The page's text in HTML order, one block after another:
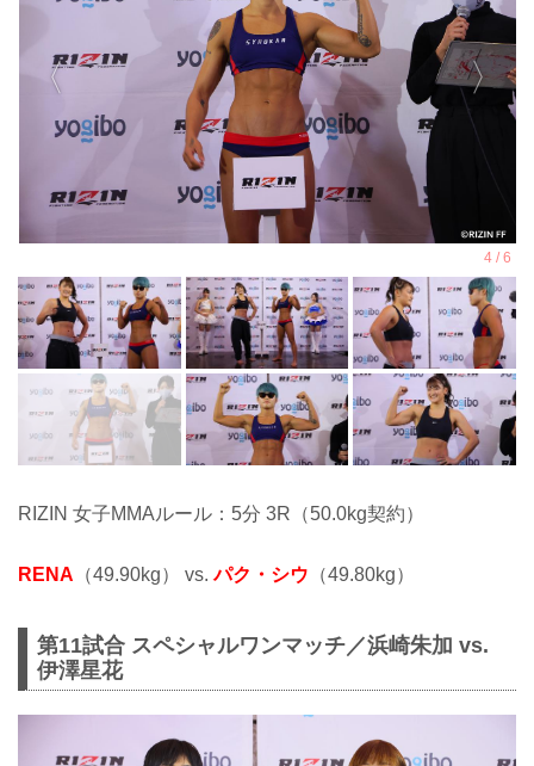
RIZIN 女子MMAルール：5分 3R（50.0kg契約）
RENA （49.90kg） vs.パク・シウ （49.80kg）
第11試合 スペシャルワンマッチ／浜崎朱加 vs.
伊澤星花